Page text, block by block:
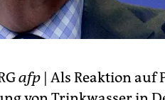
afp | Als Reaktion auf